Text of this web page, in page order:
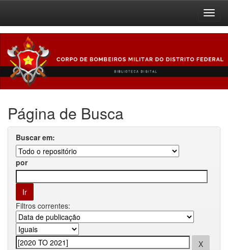
navigation
Página de Busca
Buscar em:
por
Filtros correntes: